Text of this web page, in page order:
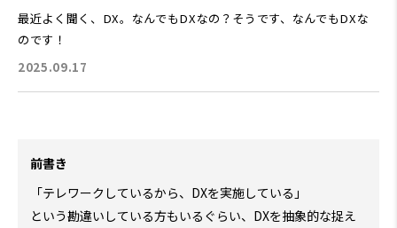
最近よく聞く、DX。なんでもDXなの？そうです、なんでもDXな
のです！
2025.09.17
前書き
「テレワークしているから、DXを実施している」
という勘違いしている方もいるぐらい、DXを抽象的な捉え